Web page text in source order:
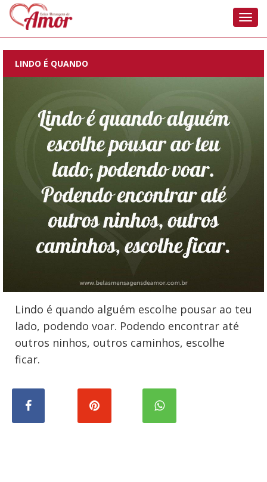
LINDO É QUANDO
Lindo é quando alguém escolhe pousar ao teu
lado, podendo voar. Podendo encontrar até
outros ninhos, outros caminhos, escolhe
ficar.